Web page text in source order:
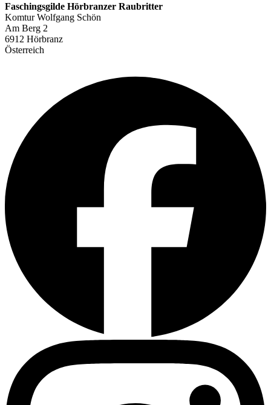
Faschingsgilde Hörbranzer Raubritter
Komtur Wolfgang Schön
Am Berg 2
6912 Hörbranz
Österreich